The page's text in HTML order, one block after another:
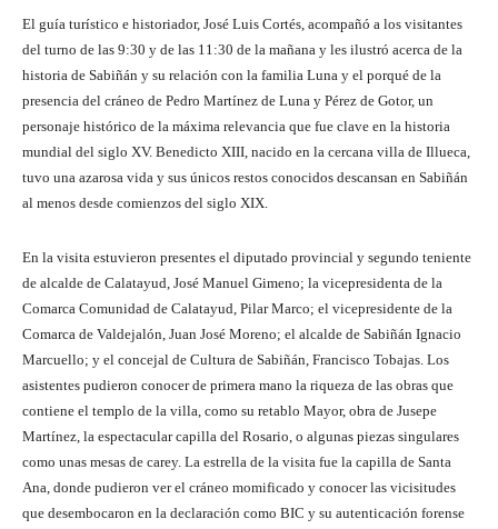
El guía turístico e historiador, José Luis Cortés, acompañó a los visitantes
del turno de las 9:30 y de las 11:30 de la mañana y les ilustró acerca de la
historia de Sabiñán y su relación con la familia Luna y el porqué de la
presencia del cráneo de Pedro Martínez de Luna y Pérez de Gotor, un
personaje histórico de la máxima relevancia que fue clave en la historia
mundial del siglo XV. Benedicto XIII, nacido en la cercana villa de Illueca,
tuvo una azarosa vida y sus únicos restos conocidos descansan en Sabiñán
al menos desde comienzos del siglo XIX.
En la visita estuvieron presentes el diputado provincial y segundo teniente
de alcalde de Calatayud, José Manuel Gimeno; la vicepresidenta de la
Comarca Comunidad de Calatayud, Pilar Marco; el vicepresidente de la
Comarca de Valdejalón, Juan José Moreno; el alcalde de Sabiñán Ignacio
Marcuello; y el concejal de Cultura de Sabiñán, Francisco Tobajas. Los
asistentes pudieron conocer de primera mano la riqueza de las obras que
contiene el templo de la villa, como su retablo Mayor, obra de Jusepe
Martínez, la espectacular capilla del Rosario, o algunas piezas singulares
como unas mesas de carey. La estrella de la visita fue la capilla de Santa
Ana, donde pudieron ver el cráneo momificado y conocer las vicisitudes
que desembocaron en la declaración como BIC y su autenticación forense